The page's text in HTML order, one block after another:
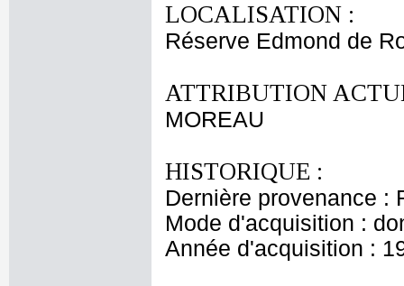
LOCALISATION :
Réserve Edmond de
ATTRIBUTION
MOREAU
HISTORIQUE :
Dernière provenance :
Mode d'acquisition :
Année d'acquisition :